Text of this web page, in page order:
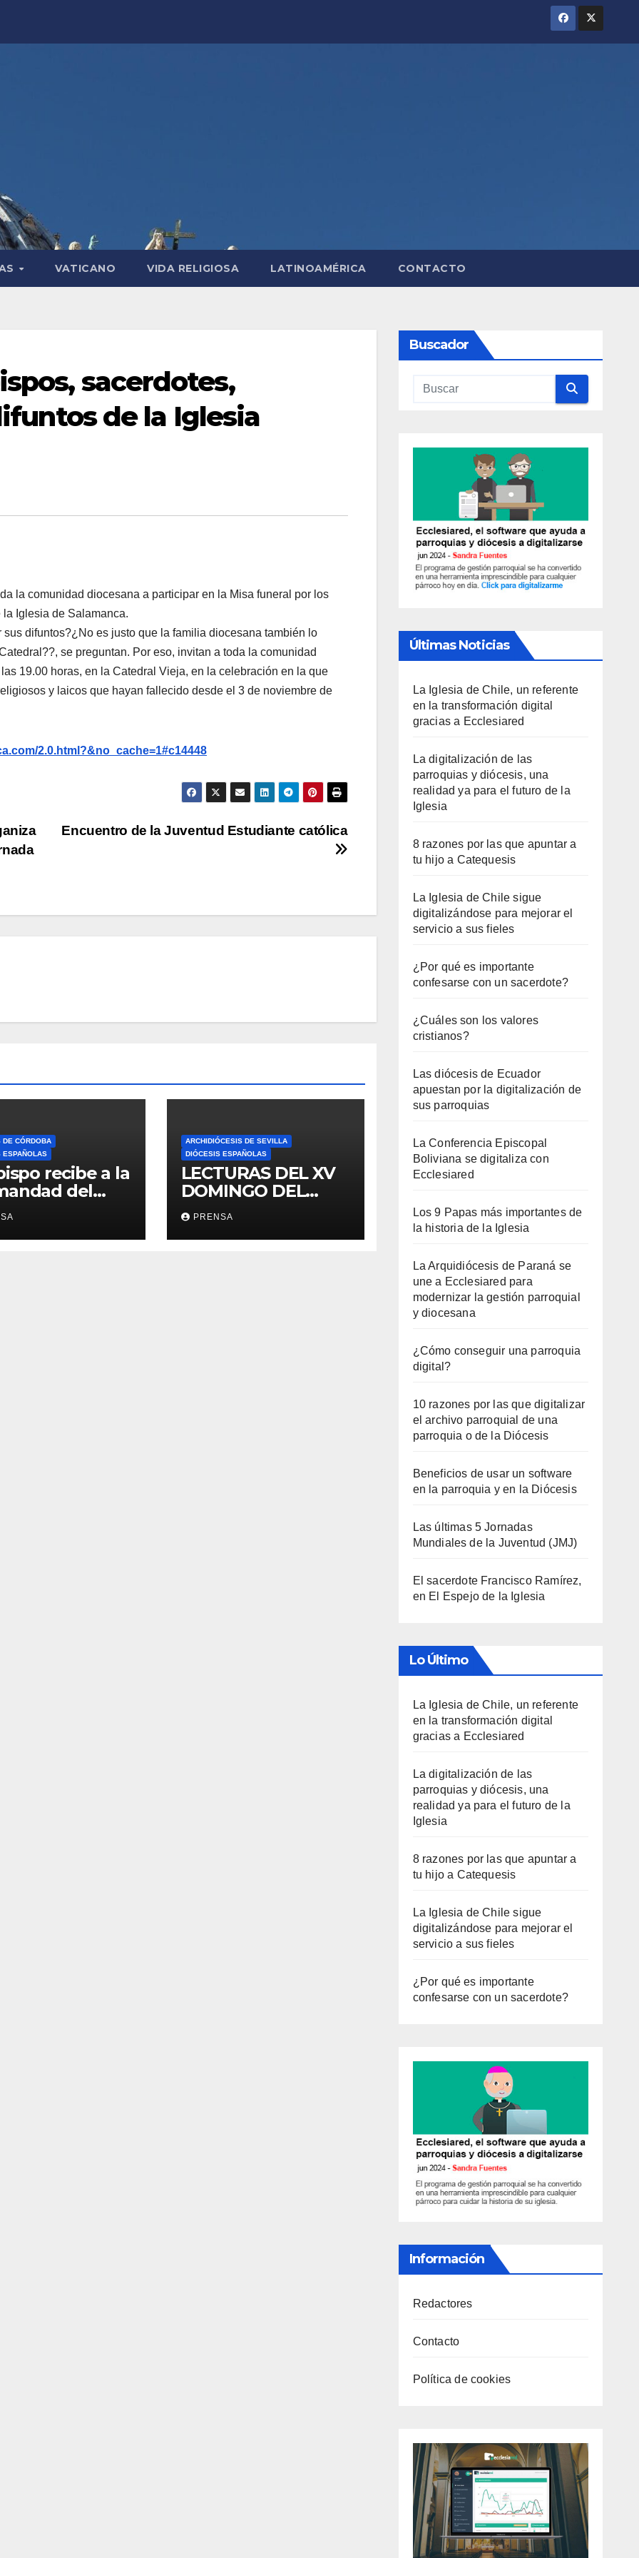
VATICANO VIDA RELIGIOSA LATINOAMÉRICA CONTACTO
sacerdotes,
de la Iglesia
la comunidad diocesana a participar en la Misa funeral por los
Iglesia de Salamanca.
difuntos?¿No es justo que la familia diocesana también lo
se preguntan. Por eso, invitan a toda la comunidad
19.00 horas, en la Catedral Vieja, en la celebración en la que
y laicos que hayan fallecido desde el 3 de noviembre de
2.0.html?&no_cache=1#c14448
Encuentro de la Juventud Estudiante católica
DE CÓRDOBA
ESPAÑOLAS
recibe a la
del
ARCHIDIÓCESIS DE SEVILLA
DIÓCESIS ESPAÑOLAS
LECTURAS DEL XV
DOMINGO DEL
TIEMPO
ORDINARIO (A)
PRENSA
Buscador
Últimas Noticias
La Iglesia de Chile, un referente
en la transformación digital
gracias a Ecclesiared
La digitalización de las
parroquias y diócesis, una
realidad ya para el futuro de la
Iglesia
8 razones por las que apuntar a
tu hijo a Catequesis
La Iglesia de Chile sigue
digitalizándose para mejorar el
servicio a sus fieles
¿Por qué es importante
confesarse con un sacerdote?
¿Cuáles son los valores
cristianos?
Las diócesis de Ecuador
apuestan por la digitalización de
sus parroquias
La Conferencia Episcopal
Boliviana se digitaliza con
Ecclesiared
Los 9 Papas más importantes de
la historia de la Iglesia
La Arquidiócesis de Paraná se
une a Ecclesiared para
modernizar la gestión parroquial
y diocesana
¿Cómo conseguir una parroquia
digital?
10 razones por las que digitalizar
el archivo parroquial de una
parroquia o de la Diócesis
Beneficios de usar un software
en la parroquia y en la Diócesis
Las últimas 5 Jornadas
Mundiales de la Juventud (JMJ)
El sacerdote Francisco Ramírez,
en El Espejo de la Iglesia
Lo Último
La Iglesia de Chile, un referente
en la transformación digital
gracias a Ecclesiared
La digitalización de las
parroquias y diócesis, una
realidad ya para el futuro de la
Iglesia
8 razones por las que apuntar a
tu hijo a Catequesis
La Iglesia de Chile sigue
digitalizándose para mejorar el
servicio a sus fieles
¿Por qué es importante
confesarse con un sacerdote?
Información
Redactores
Contacto
Política de cookies